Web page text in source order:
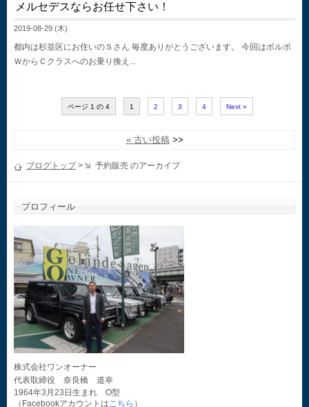
メルセデスならお任せ下さい！
2019-08-29 (木)
都内は杉並区にお住いのＳさん 毎度ありがとうございます。 今回はボルボ
ＷからＣクラスへのお乗り換え...
ページ 1 の 4 1 2 3 4 Next »
« 古い投稿
ブログトップ> 予約販売 のアーカイブ
プロフィール
株式会社ワンオーナー
代表取締役 奈良橋 道幸
1964年3月23日生まれ O型
（Facebookアカウントはこちら ）